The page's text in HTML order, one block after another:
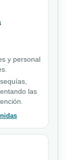
y personal
las